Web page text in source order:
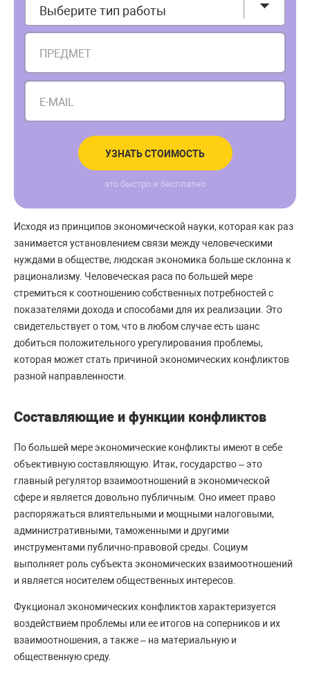
Выберите тип работы
ПРЕДМЕТ
E-MAIL
УЗНАТЬ СТОИМОСТЬ
это быстро и бесплатно
Исходя из принципов экономической науки, которая как раз
занимается установлением связи между человеческими
нуждами в обществе, людская экономика больше склонна к
рационализму. Человеческая раса по большей мере
стремиться к соотношению собственных потребностей с
показателями дохода и способами для их реализации. Это
свидетельствует о том, что в любом случае есть шанс
добиться положительного урегулирования проблемы,
которая может стать причиной экономических конфликтов
разной направленности.
Составляющие и функции конфликтов
По большей мере экономические конфликты имеют в себе
объективную составляющую. Итак, государство – это
главный регулятор взаимоотношений в экономической
сфере и является довольно публичным. Оно имеет право
распоряжаться влиятельными и мощными налоговыми,
административными, таможенными и другими
инструментами публично-правовой среды. Социум
выполняет роль субъекта экономических взаимоотношений
и является носителем общественных интересов.
Фукционал экономических конфликтов характеризуется
воздействием проблемы или ее итогов на соперников и их
взаимоотношения, а также – на материальную и
общественную среду.